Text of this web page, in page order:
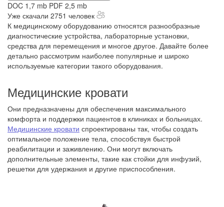
DOC 1,7 mb PDF 2,5 mb
Уже скачали 2751 человек
К медицинскому оборудованию относятся разнообразные
диагностические устройства, лабораторные установки,
средства для перемещения и многое другое. Давайте более
детально рассмотрим наиболее популярные и широко
используемые категории такого оборудования.
Медицинские кровати
Они предназначены для обеспечения максимального
комфорта и поддержки пациентов в клиниках и больницах.
Медицинские кровати спроектированы так, чтобы создать
оптимальное положение тела, способствуя быстрой
реабилитации и заживлению. Они могут включать
дополнительные элементы, такие как стойки для инфузий,
решетки для удержания и другие приспособления.